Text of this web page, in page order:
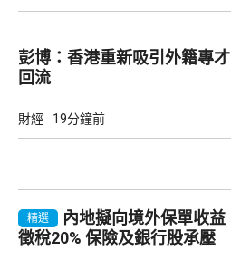
彭博：香港重新吸引外籍專才
回流
財經 19分鐘前
精選
內地擬向境外保單收益
徵稅20% 保險及銀行股承壓